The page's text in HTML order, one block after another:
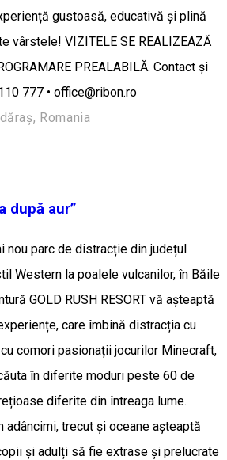
gustoasă, educativă și plină
vârstele! VIZITELE SE REALIZEAZĂ
PREALABILĂ. Contact și
777 • office@ribon.ro
Romania
după aur”
nou parc de distracție din județul
Western la poalele vulcanilor, în Băile
GOLD RUSH RESORT vă așteaptă
care îmbină distracția cu
comori pasionații jocurilor Minecraft,
în diferite moduri peste 60 de
diferite din întreaga lume.
adâncimi, trecut și oceane așteaptă
și adulți să fie extrase și prelucrate